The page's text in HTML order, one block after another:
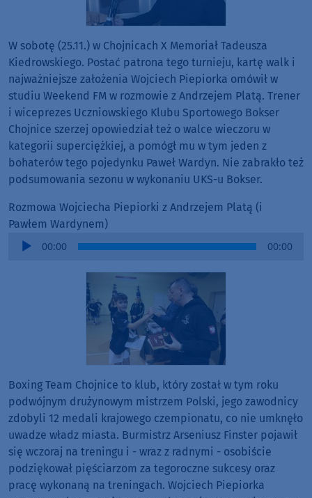
W sobotę (25.11.) w Chojnicach X Memoriał Tadeusza
Kiedrowskiego. Postać patrona tego turnieju, kartę walk i
najważniejsze założenia Wojciech Piepiorka omówił w
studiu Weekend FM w rozmowie z Andrzejem Platą. Trener
i wiceprezes Uczniowskiego Klubu Sportowego Bokser
Chojnice szerzej opowiedział też o walce wieczoru w
kategorii superciężkiej, a pomógł mu w tym jeden z
bohaterów tego pojedynku Paweł Wardyn. Nie zabrakło też
podsumowania sezonu w wykonaniu UKS-u Bokser.
Rozmowa Wojciecha Piepiorki z Andrzejem Platą (i
Pawłem Wardynem)
Audio
00:00 00:00
Boxing Team Chojnice to klub, który został w tym roku
podwójnym drużynowym mistrzem Polski, jego zawodnicy
zdobyli 12 medali krajowego czempionatu, co nie umknęło
uwadze władz miasta. Burmistrz Arseniusz Finster pojawił
się wczoraj na treningu i - wraz z radnymi - osobiście
podziękował pięściarzom za tegoroczne sukcesy oraz
pracę wykonaną na treningach. Wojciech Piepiorka